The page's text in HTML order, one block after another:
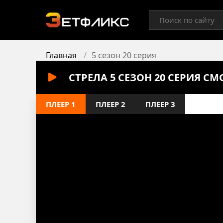
Главная 5 сезон 20 серия
СТРЕЛА 5 СЕЗОН 20 СЕРИЯ
ПЛЕЕР 1 ПЛЕЕР 2 ПЛЕЕР 3